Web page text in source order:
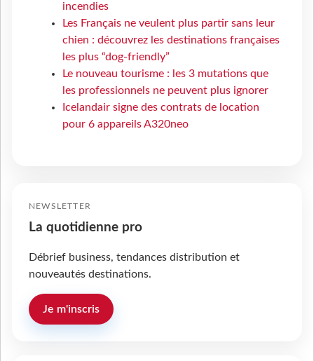
incendies
Les Français ne veulent plus partir sans leur
chien : découvrez les destinations françaises
les plus “dog-friendly”
Le nouveau tourisme : les 3 mutations que
les professionnels ne peuvent plus ignorer
Icelandair signe des contrats de location
pour 6 appareils A320neo
NEWSLETTER
La quotidienne pro
Débrief business, tendances distribution et
nouveautés destinations.
Je m'inscris